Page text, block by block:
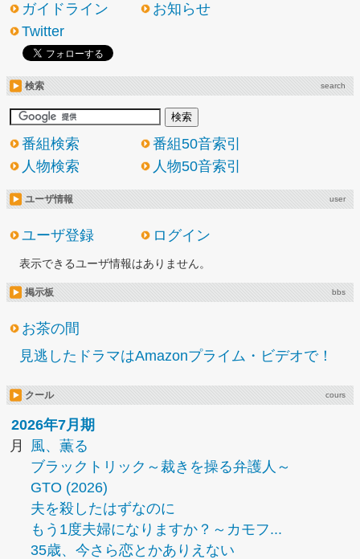
ガイドライン
お知らせ
Twitter
検索 search
番組検索
番組50音索引
人物検索
人物50音索引
ユーザ情報 user
ユーザ登録 ログイン
表示できるユーザ情報はありません。
掲示板 bbs
お茶の間
見逃したドラマはAmazonプライム・ビデオで！
クール cours
2026年7月期
月
風、薫る
ブラックトリック～裁きを操る弁護人～
GTO (2026)
夫を殺したはずなのに
もう1度夫婦になりますか？～カモフ...
35歳、今さら恋とかありえない